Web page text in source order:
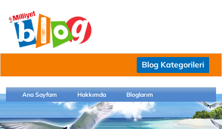
Blog Kategorileri
Ana Sayfam Hakkımda Bloglarım